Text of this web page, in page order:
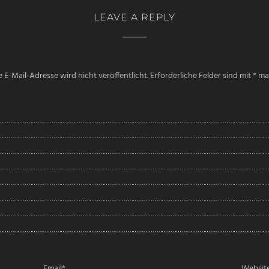
LEAVE A REPLY
E-Mail-Adresse wird nicht veröffentlicht.Erforderliche Felder sind mit*